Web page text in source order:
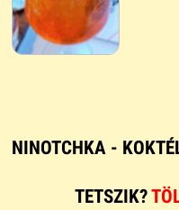
NINOTCHKA -
TETSZIK?